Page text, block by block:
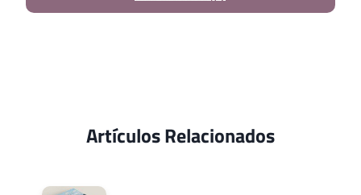
Artículos Relacionados